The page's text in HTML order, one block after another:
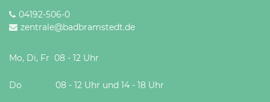
04192-506-0
zentrale@badbramstedt.de
Mo, Di, Fr 08 - 12 Uhr
Do 08 - 12 Uhr und 14 - 18 Uhr